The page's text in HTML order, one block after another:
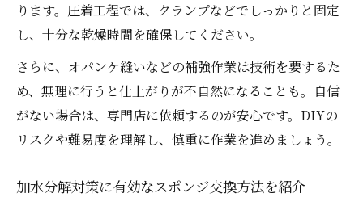
ります。圧着工程では、クランプなどでしっかりと固定
し、十分な乾燥時間を確保してください。
さらに、オパンケ縫いなどの補強作業は技術を要するた
め、無理に行うと仕上がりが不自然になることも。自信
がない場合は、専門店に依頼するのが安心です。DIYの
リスクや難易度を理解し、慎重に作業を進めましょう。
加水分解対策に有効なスポンジ交換方法を紹介